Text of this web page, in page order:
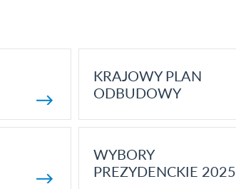
KRAJOWY PLAN
ODBUDOWY
WYBORY
PREZYDENCKIE 2025